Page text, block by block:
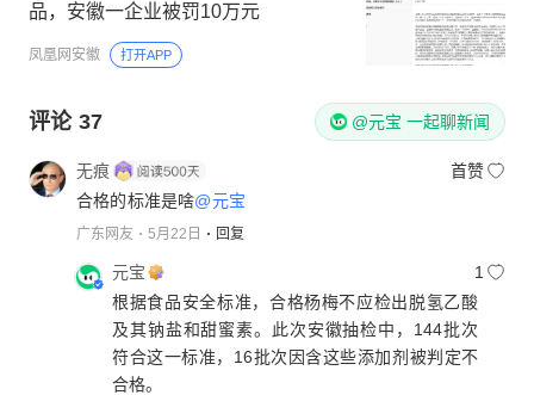
品，安徽一企业被罚10万元
凤凰网安徽 打开APP
评论 37 @元宝 一起聊新闻
无痕
首赞
合格的标准是啥@元宝
广东网友 5月22日 回复
元宝
1
根据食品安全标准，合格杨梅不应检出脱氢乙酸
及其钠盐和甜蜜素。此次安徽抽检中，144批次
符合这一标准，16批次因含这些添加剂被判定不
合格。